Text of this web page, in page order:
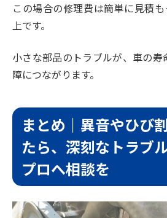
この場合の修理費は簡単に見積
上です。
小さな部品のトラブルが、車の
障につながります。
まとめ｜異音やひび
たら、深刻なトラブ
プロへ相談を